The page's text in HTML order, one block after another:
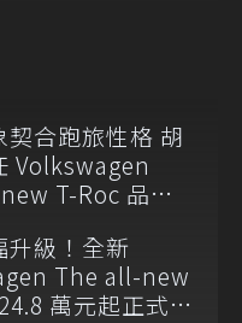
契合跑旅性格 胡
Volkswagen
T-Roc 品牌
升級！全新
The all-new
萬元起正式上